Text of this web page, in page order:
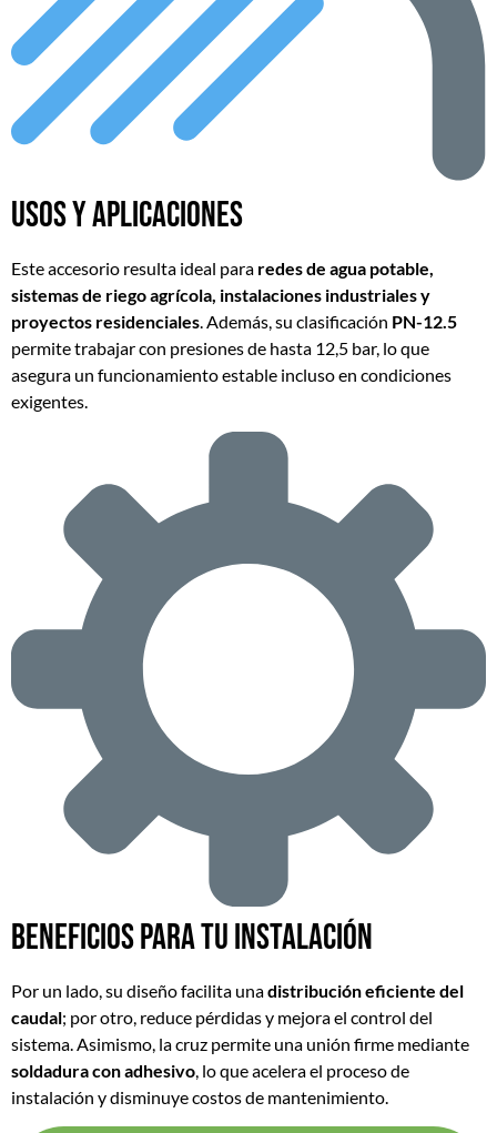
Usos y aplicaciones
Este accesorio resulta ideal para redes de agua potable,
sistemas de riego agrícola, instalaciones industriales y
proyectos residenciales. Además, su clasificación PN-12.5
permite trabajar con presiones de hasta 12,5 bar, lo que
asegura un funcionamiento estable incluso en condiciones
exigentes.
Beneficios para tu instalación
Por un lado, su diseño facilita unadistribución eficiente del
caudal; por otro, reduce pérdidas y mejora el control del
sistema. Asimismo, la cruz permite una unión firme mediante
soldadura con adhesivo , lo que acelera el proceso de
instalación y disminuye costos de mantenimiento.